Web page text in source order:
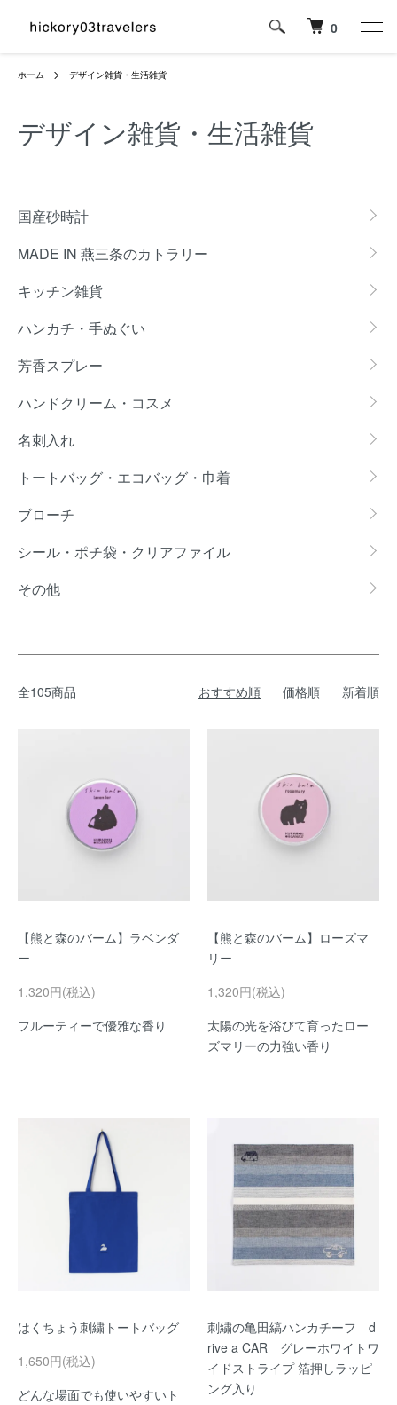
0
ホーム デザイン雑貨・生活雑貨
デザイン雑貨・生活雑貨
国産砂時計
MADE IN 燕三条のカトラリー
キッチン雑貨
ハンカチ・手ぬぐい
芳香スプレー
ハンドクリーム・コスメ
名刺入れ
トートバッグ・エコバッグ・巾着
ブローチ
シール・ポチ袋・クリアファイル
その他
全105商品 おすすめ順 価格順 新着順
【熊と森のバーム】ラベンダ
ー
1,320円(税込)
フルーティーで優雅な香り
【熊と森のバーム】ローズマ
リー
1,320円(税込)
太陽の光を浴びて育ったロー
ズマリーの力強い香り
はくちょう刺繍トートバッグ
1,650円(税込)
どんな場面でも使いやすいト
刺繍の亀田縞ハンカチーフ d
rive a CAR グレーホワイトワ
イドストライプ 箔押しラッピ
ング入り